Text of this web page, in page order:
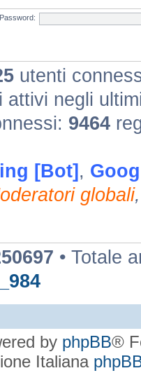
Password:
utenti
attivi negli
9464
[Bot] ,
globali
• Totale
by phpBB®
Italiana